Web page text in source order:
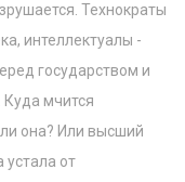
Технократы
интеллектуалы -
государством и
мчится
она? Или высший
устала от